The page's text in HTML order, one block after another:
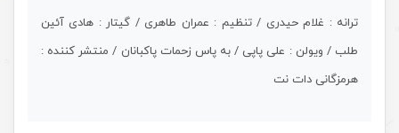
ترانه : غلام حیدری / تنظیم : عمران طاهری / گیتار : هادی آئین
طلب / ویولن : علی پاپی / به پاس زحمات پاکبانان / منتشر کننده :
هرمزگانی دات نت